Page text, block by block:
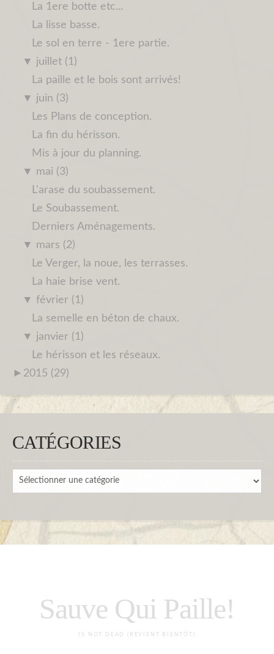
La 1ere botte etc...
La lisse basse.
Le sol en terre - 1ere partie.
▼ juillet (1)
La paille et le bois sont arrivés!
▼ juin (3)
Les Plans de conception.
La fin du hérisson.
Mis à jour du planning.
▼ mai (3)
L'arase du soubassement.
Le Soubassement.
Derniers Aménagements.
▼ mars (2)
Le Verger, la noue, les terrasses.
La haie brise vent.
▼ février (1)
La semelle en béton de chaux.
▼ janvier (1)
Le hérisson et les réseaux.
► 2015 (29)
CATÉGORIES
Catégories
Sauve Qui Paille!
IS NOT DEAD (REVIENT BIENTÔT)